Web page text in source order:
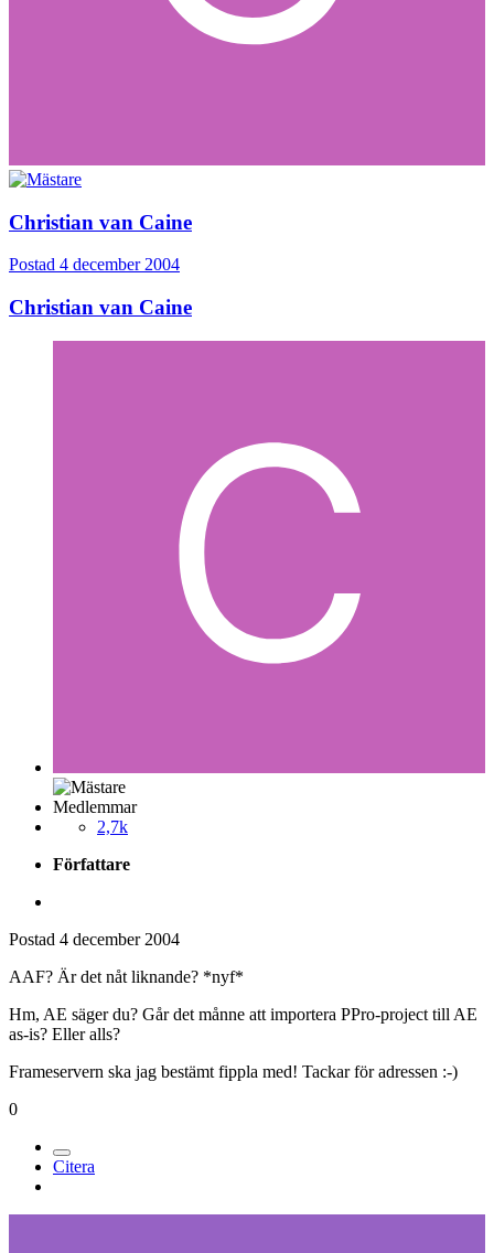
Christian van Caine
Postad 4 december 2004
Christian van Caine
Medlemmar
2,7k
Författare
Postad 4 december 2004
AAF? Är det nåt liknande? *nyf*
Hm, AE säger du? Går det månne att importera PPro-project till AE
as-is? Eller alls?
Frameservern ska jag bestämt fippla med! Tackar för adressen :-)
0
Citera